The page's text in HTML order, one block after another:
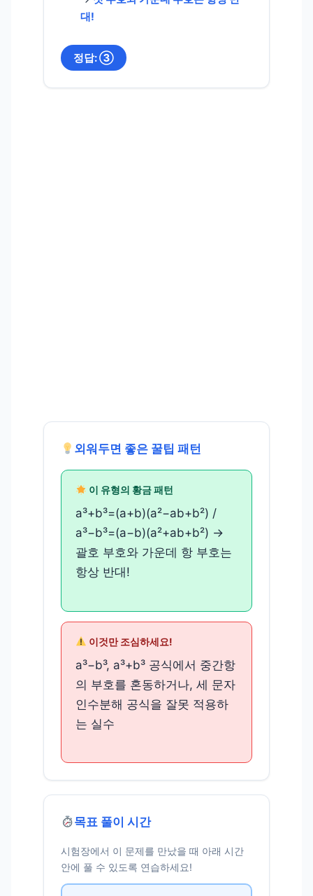
대!
정답: ③
외워두면 좋은 꿀팁 패턴
이 유형의 황금 패턴
a³+b³=(a+b)(a²−ab+b²) /
a³−b³=(a−b)(a²+ab+b²) →
괄호 부호와 가운데 항 부호는
항상 반대!
이것만 조심하세요!
a³−b³, a³+b³ 공식에서 중간항
의 부호를 혼동하거나, 세 문자
인수분해 공식을 잘못 적용하
는 실수
목표 풀이 시간
시험장에서 이 문제를 만났을 때 아래 시간
안에 풀 수 있도록 연습하세요!